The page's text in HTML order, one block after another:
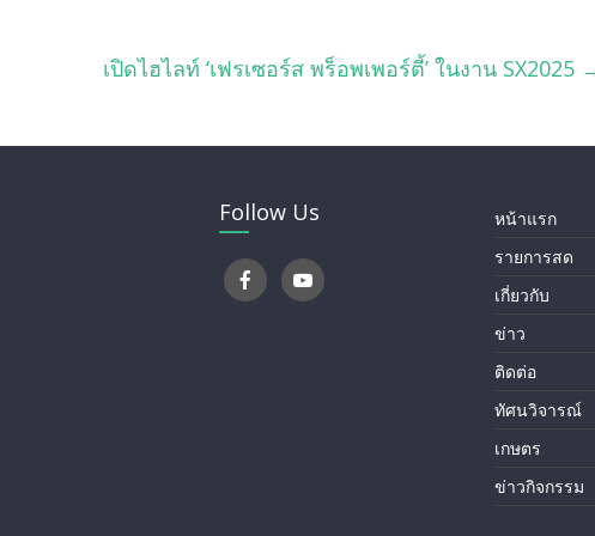
เปิดไฮไลท์ ‘เฟรเซอร์ส พร็อพเพอร์ตี้’ ในงาน SX2025
Follow Us
หน้าแรก
รายการสด
เกี่ยวกับ
ข่าว
ติดต่อ
ทัศนวิจารณ์
เกษตร
ข่าวกิจกรรม